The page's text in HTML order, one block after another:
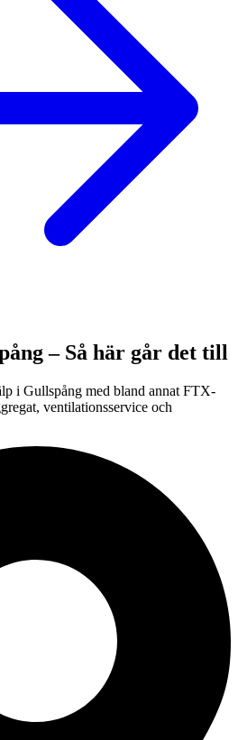
– Så här går det till
i Gullspång med bland annat FTX-
ventilationsservice och